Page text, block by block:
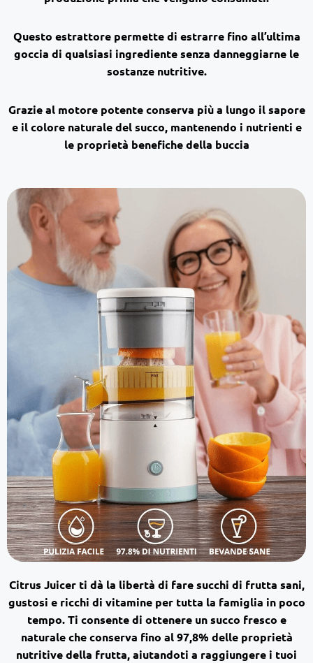
Questo estrattore permette di estrarre fino all’ultima
goccia di qualsiasi ingrediente senza danneggiarne le
sostanze nutritive.
Grazie al motore potenteconserva più a lungo il sapore
e il colore naturale del succo, mantenendo i nutrienti e
le proprietà benefiche della buccia
Citrus Juicer ti dà la libertà di fare succhi di frutta sani,
gustosi e ricchi di vitamine per tutta la famiglia in poco
tempo. Ti consente di ottenere unsucco fresco e
naturaleche conserva fino al97,8% delle proprietà
nutritive della frutta, aiutandoti a raggiungere i tuoi